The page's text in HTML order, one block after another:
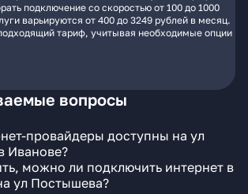
подключение со скоростью от 100 до 1000
варьируются от 400 до 3249 рублей в месяц.
тариф, учитывая необходимые опции
вопросы
провайдеры доступны на ул
Иванове?
можно ли подключить интернет в
ул Постышева?